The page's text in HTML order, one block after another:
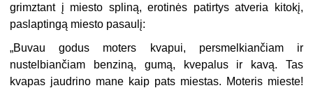
grimztant į miesto spliną, erotinės patirtys atveria kitokį,
paslaptingą miesto pasaulį:
„Buvau godus moters kvapui, persmelkiančiam ir
nustelbiančiam benziną, gumą, kvepalus ir kavą. Tas
kvapas jaudrino mane kaip pats miestas. Moteris mieste!